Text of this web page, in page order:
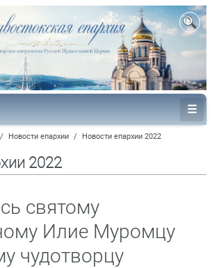
/ Новости епархии / Новости епархии 2022
2022
святому
Илие Муромцу
чудотворцу